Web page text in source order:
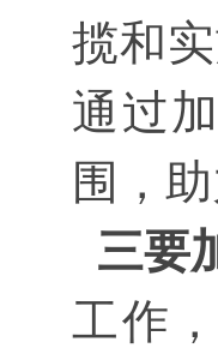
揽和
通过
围，
三要
工作